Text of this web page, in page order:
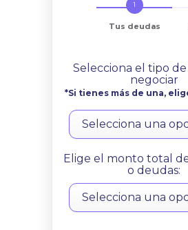
Tus deudas
Selecciona el tipo
negociar
*Si tienes más de una,
Elige el monto total
o deudas: